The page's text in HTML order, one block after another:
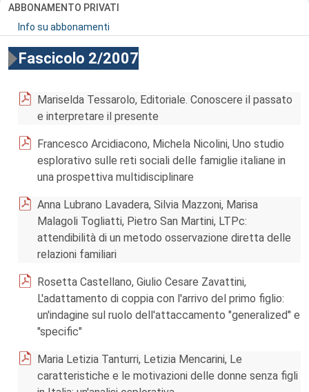
ABBONAMENTO PRIVATI
Info su abbonamenti
Fascicolo 2/2007
Mariselda Tessarolo, Editoriale. Conoscere il passato
e interpretare il presente
Francesco Arcidiacono, Michela Nicolini, Uno studio
esplorativo sulle reti sociali delle famiglie italiane in
una prospettiva multidisciplinare
Anna Lubrano Lavadera, Silvia Mazzoni, Marisa
Malagoli Togliatti, Pietro San Martini, LTPc:
attendibilità di un metodo osservazione diretta delle
relazioni familiari
Rosetta Castellano, Giulio Cesare Zavattini,
L'adattamento di coppia con l'arrivo del primo figlio:
un'indagine sul ruolo dell'attaccamento "generalized" e
"specific"
Maria Letizia Tanturri, Letizia Mencarini, Le
caratteristiche e le motivazioni delle donne senza figli